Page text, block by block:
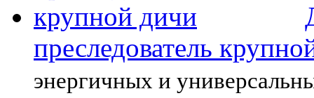
преследователь
энергичных и